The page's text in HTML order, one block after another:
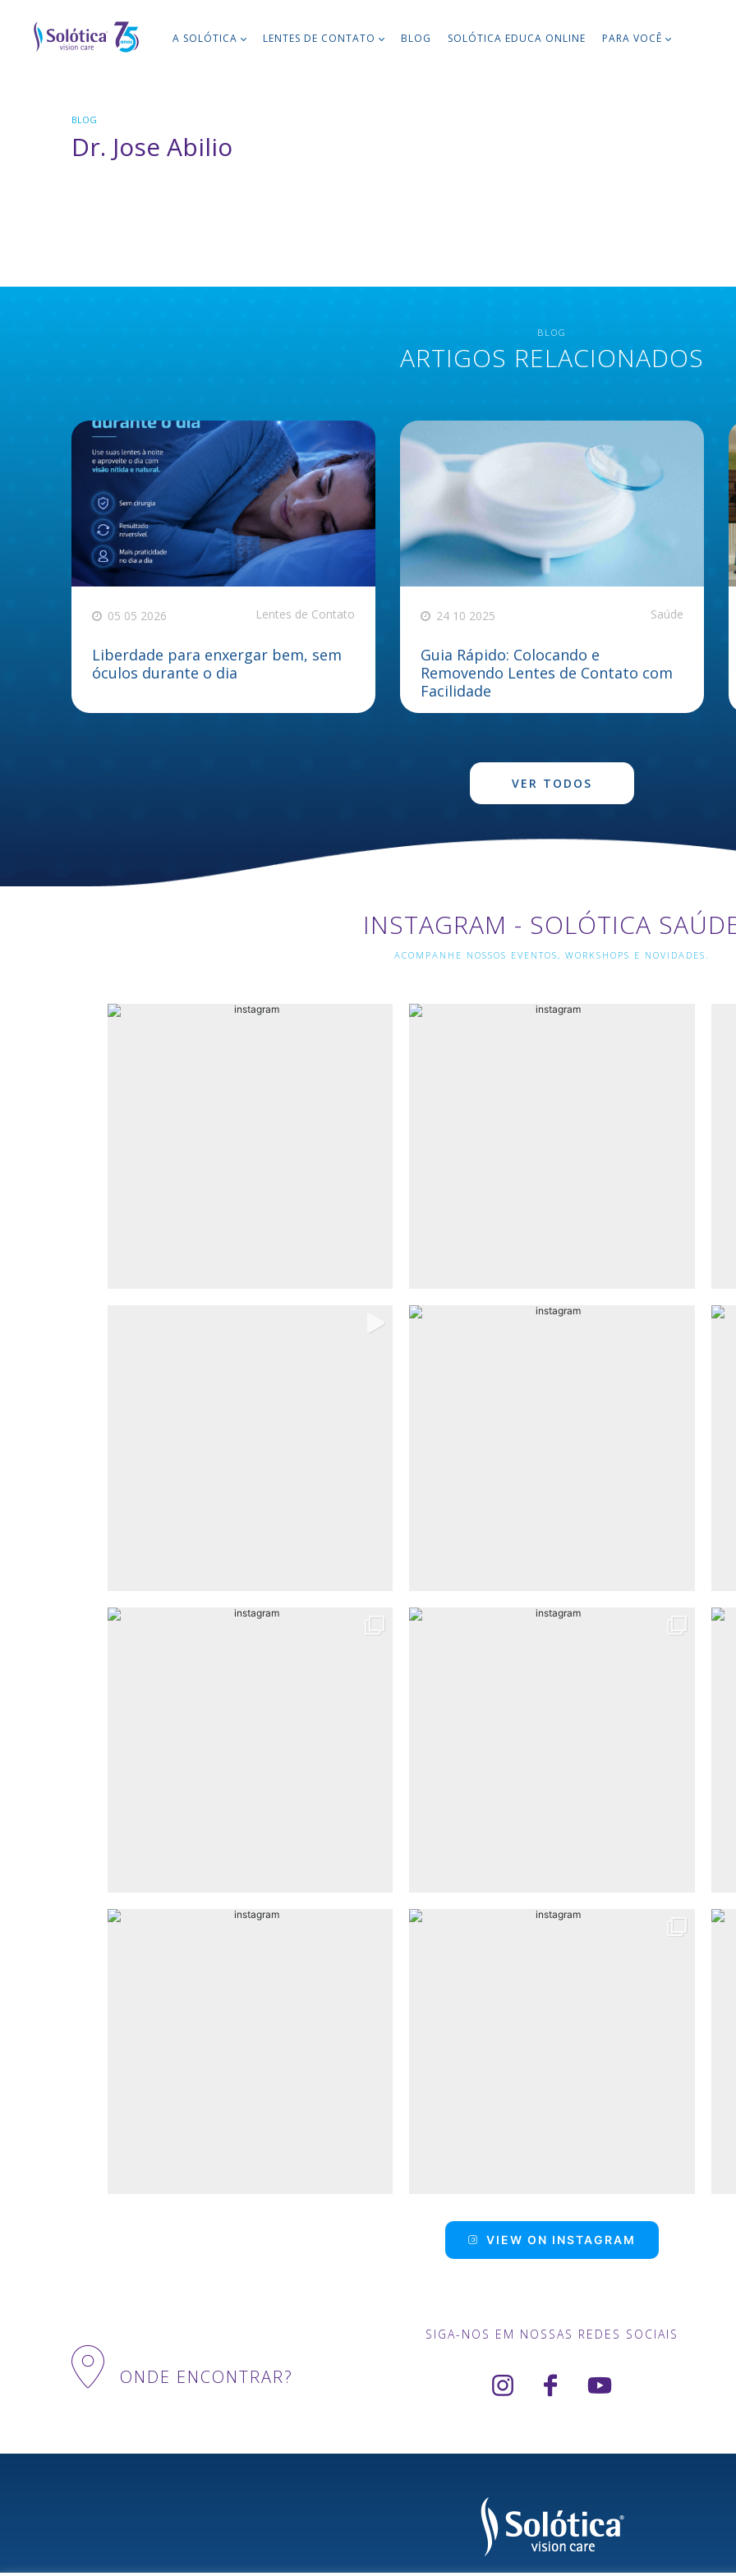
A SOLÓTICA LENTES DE CONTATO BLOG SOLÓTICA EDUCA ONLINE PARA VOCÊ
BLOG
Dr. Jose Abilio
BLOG
ARTIGOS RELACIONADOS
05 05 2026 Lentes de Contato
Liberdade para enxergar bem, sem
óculos durante o dia
24 10 2025 Saúde
Guia Rápido: Colocando e
Removendo Lentes de Contato com
Facilidade
VER TODOS
INSTAGRAM - SOLÓTICA
ACOMPANHE NOSSOS EVENTOS, WORKSHOPS E NOVIDADES.
VIEW ON INSTAGRAM
ONDE ENCONTRAR?
SIGA-NOS EM NOSSAS REDES SOCIAIS